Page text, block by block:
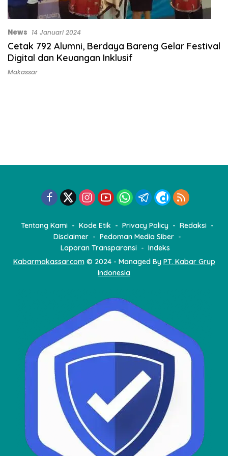
News 14 Januari 2024
Cetak 792 Alumni, Berdaya Bareng Gelar Festival
Digital dan Keuangan Inklusif
Makassar
Tentang Kami Kode Etik Privacy Policy
Redaksi
Disclaimer
Pedoman Media Siber
Laporan Transparansi
Indeks
Kabarmakassar.com© 2024 - Managed By PT. Kabar Grup
Indonesia